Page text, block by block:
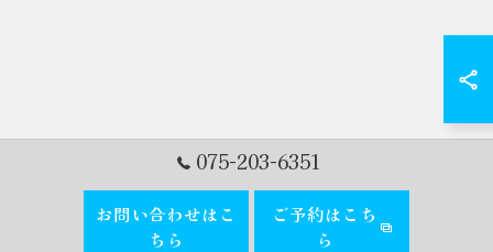
075-203-6351
お問い合わせはこ
ちら
ご予約はこち
ら